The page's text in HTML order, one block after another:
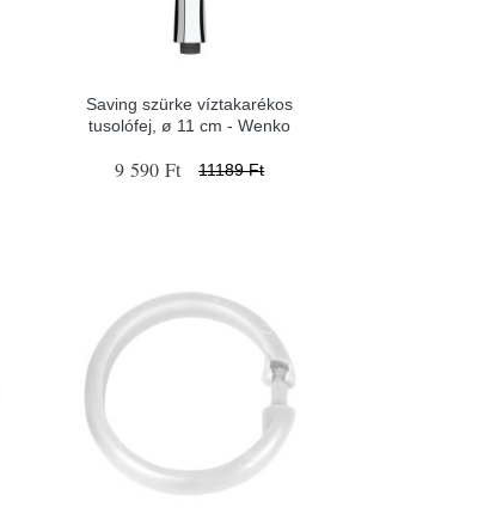
Saving szürke víztakarékos
tusolófej, ø 11 cm - Wenko
9 590 Ft 11189 Ft